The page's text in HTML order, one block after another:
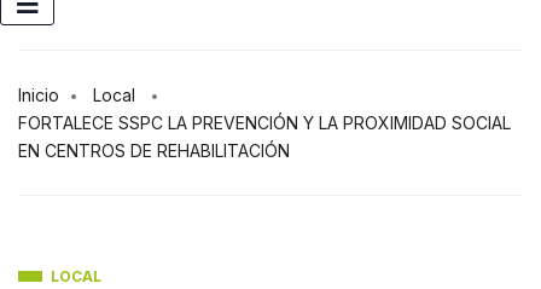
Inicio
Local
FORTALECE SSPC LA PREVENCIÓN Y LA PROXIMIDAD SOCIAL
EN CENTROS DE REHABILITACIÓN
LOCAL